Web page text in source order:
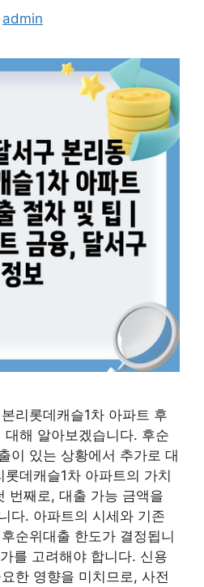
admin
리롯데캐슬1차 아파트 후
해 알아보겠습니다. 후순
이 있는 상황에서 추가로 대
데캐슬1차 아파트의 가치
번째로, 대출 가능 금액을
다. 아파트의 시세와 기존
순위대출 한도가 결정됩니
를 고려해야 합니다. 신용
한 영향을 미치므로, 사전